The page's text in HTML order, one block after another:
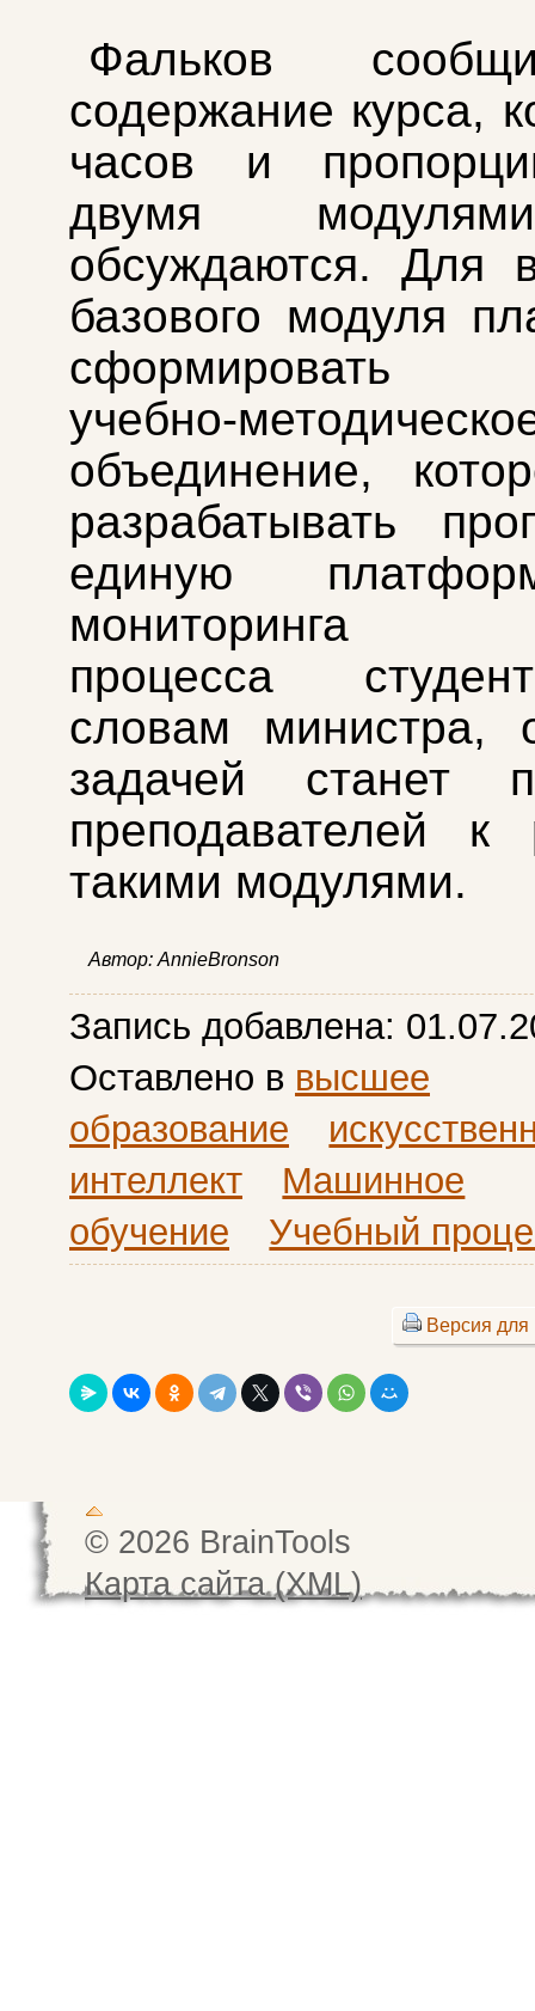
Фальков
содержание курса,
часов и
двумя
обсуждаются. Для
базового модуля
сформировать
объединение,
разрабатывать
единую
мониторинга
процесса
словам министра,
задачей станет
преподавателей к
такими модулями.
Автор: AnnieBronson
Запись добавлена:
Оставлено в высшее
образование
интеллект
Машинное
обучение
Учебный
Версия для
© 2026 BrainTools
Карта сайта (XML)